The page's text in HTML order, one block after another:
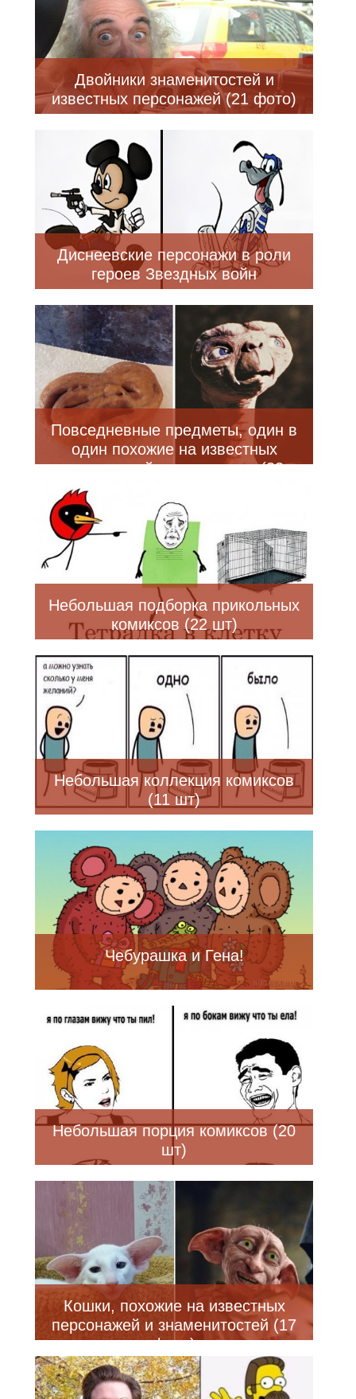
Двойники знаменитостей и
известных персонажей (21 фото)
Диснеевские персонажи в роли
героев Звездных войн
Повседневные предметы, один в
один похожие на известных
персонажей поп-культуры (33
Небольшая подборка прикольных
комиксов (22 шт)
Небольшая коллекция комиксов
(11 шт)
Чебурашка и Гена!
Небольшая порция комиксов (20
шт)
Кошки, похожие на известных
персонажей и знаменитостей (17
фото)